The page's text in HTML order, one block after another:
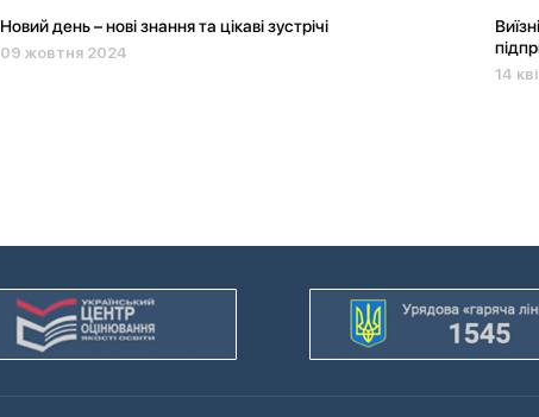
Новий день – нові знання та цікаві зустрічі
09 жовтня 2024
14